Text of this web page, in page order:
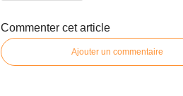
Commenter cet article
Ajouter un commentaire